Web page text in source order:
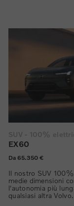
EX60
Da 65.350 €
Il nostro SUV
medie dimensioni
l'autonomia più
qualsiasi altra Volvo.